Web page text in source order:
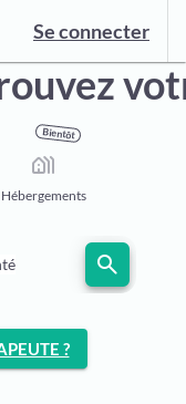
Se connecter
Bientôt
holiday_village
Hébergements
search
?